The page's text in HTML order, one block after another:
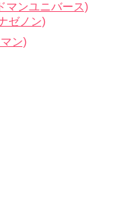
マンユニバース)
ゼノン)
ン)